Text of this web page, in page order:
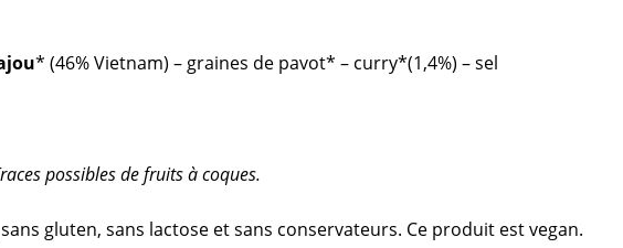
* (46% Vietnam) – graines de pavot* – curry*(1,4%) – sel
possibles de fruits à coques.
gluten, sans lactose et sans conservateurs. Ce produit est vegan.